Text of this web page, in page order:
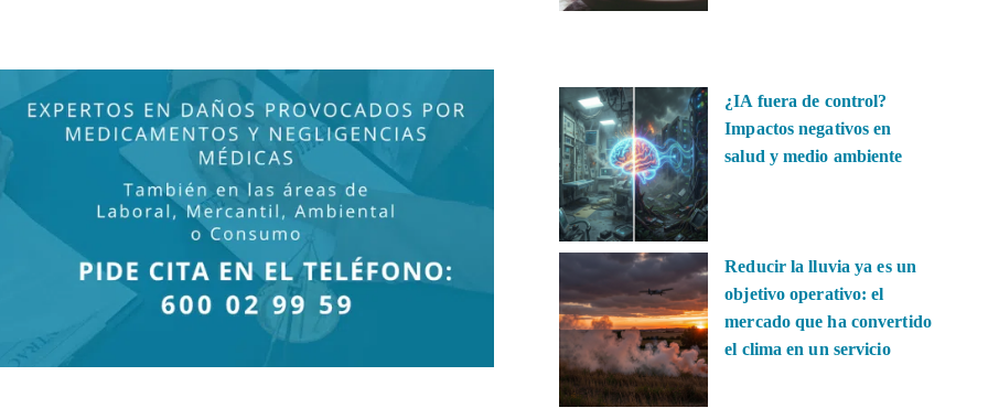
¿IA fuera de control?
Impactos negativos en
salud y medio ambiente
Reducir la lluvia ya es un
objetivo operativo: el
mercado que ha convertido
el clima en un servicio